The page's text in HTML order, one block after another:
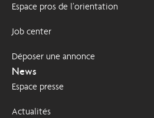
Espace pros de l’orientation
Job center
Déposer une annonce
News
Espace presse
Actualités